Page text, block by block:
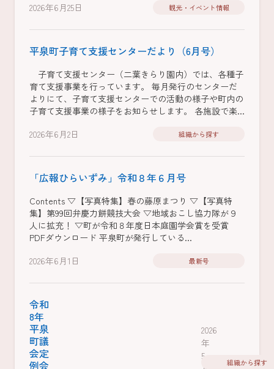
2026年6月25日
観光・イベント情報
平泉町子育て支援センターだより（6月号）
子育て支援センター（二葉きらり園内）では、各種子
育て支援事業を行っています。 毎月発行のセンターだ
よりにて、子育て支援センターでの活動の様子や町内の
子育て支援事業の様子をお知らせします。 各施設で楽...
2026年6月2日
組織から探す
「広報ひらいずみ」令和８年６月号
Contents ▽【写真特集】春の藤原まつり ▽【写真特
集】第99回弁慶力餅競技大会 ▽地域おこし協力隊が９
人に拡充！ ▽町が令和８年度日本庭園学会賞を受賞
PDFダウンロード 平泉町が発行している...
2026年6月1日
最新号
令和
8年
平泉
町議
会定
例会
2026
年
5
組織から探す